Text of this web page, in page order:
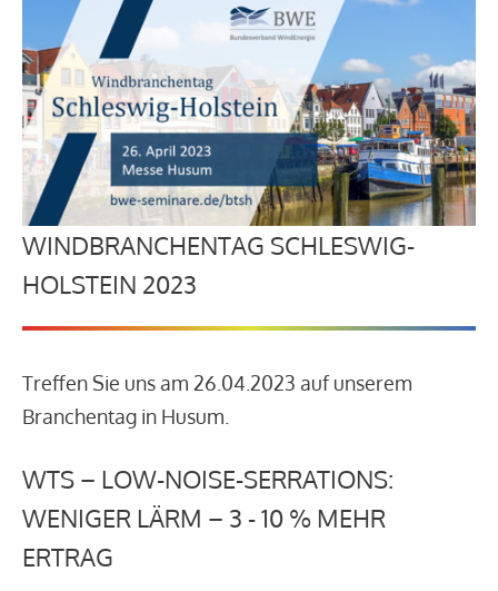
WINDBRANCHENTAG SCHLESWIG-
HOLSTEIN 2023
Treffen Sie uns am 26.04.2023 auf unserem
Branchentag in Husum.
WTS – LOW-NOISE-SERRATIONS:
WENIGER LÄRM – 3 - 10 % MEHR
ERTRAG